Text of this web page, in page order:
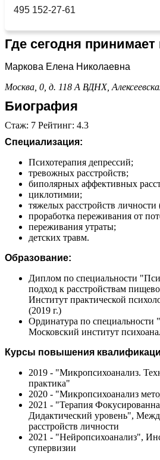
495 152-27-61
Где сегодня
Маркова Елена Николаевна
Москва, 0, д. 118 А ВДНХ,
Биография
Стаж: 7 Рейтинг: 4.3
Специализация:
Психотерапия депрессий;
тревожных расстройств;
биполярных аффективных
циклотимии;
тяжелых расстройств
проработка переживания от
переживания утраты;
детских травм.
Образование:
Диплом по специальности
подход к расстройствам
Институт практической
(2019 г.)
Ординатура по специальности
Московский институт
Курсы повышения
2019 - "Микропсихоанализ.
практика"
2020 - "Микропсихоанализ
2021 - "Терапия
Дидактический уровень",
расстройств личности
2021 - "Нейропсихоанализ",
супервизии